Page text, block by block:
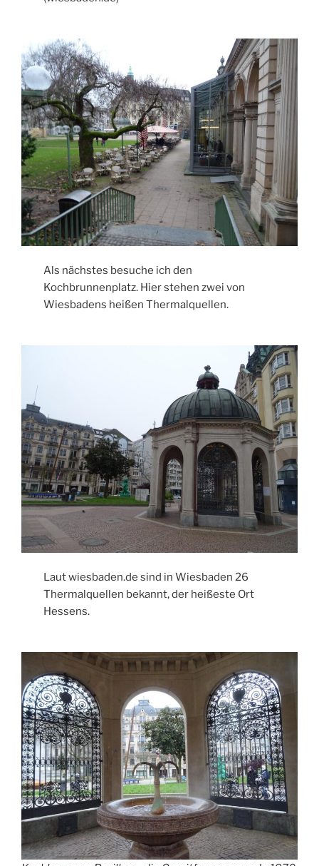
Als nächstes besuche ich den
Kochbrunnenplatz. Hier stehen zwei von
Wiesbadens heißen Thermalquellen.
Laut wiesbaden.de sind in Wiesbaden 26
Thermalquellen bekannt, der heißeste Ort
Hessens.